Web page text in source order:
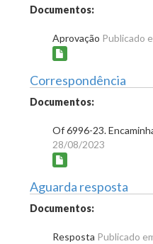
Documentos:
Aprovação Publicado
Correspondência
Documentos:
Of 6996-23.
28/08/2023
Aguarda resposta
Documentos:
Resposta Publicado